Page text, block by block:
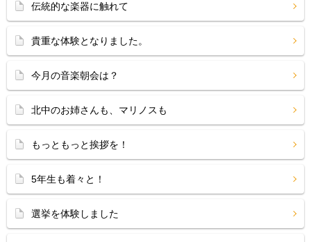
伝統的な楽器に触れて
貴重な体験となりました。
今月の音楽朝会は？
北中のお姉さんも、マリノスも
もっともっと挨拶を！
5年生も着々と！
選挙を体験しました